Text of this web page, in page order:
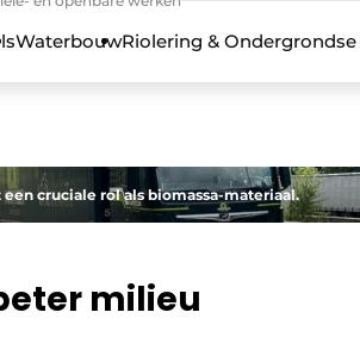
WaterbouwRiolering &
cruciale rol als biomassa-materiaal.
milieu